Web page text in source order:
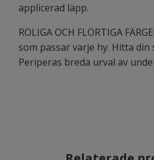
applicerad läpp.
ROLIGA OCH FLÖRTIGA
som passar varje hy. Hitta
Periperas breda urval av